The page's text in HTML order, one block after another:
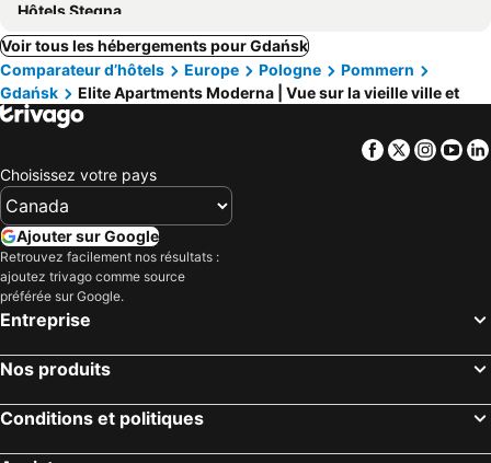
Hôtels Stegna
Voir tous les hébergements pour Gdańsk
Comparateur d’hôtels
Europe Pologne
Pommern
Gdańsk
Elite Apartments Moderna | Vue sur la vieille ville et
Facebook
Twitter
Choisissez votre pays
Ajouter sur Google
Retrouvez facilement nos résultats :
ajoutez trivago comme source
préférée sur Google.
Entreprise
Nos produits
Conditions et politiques